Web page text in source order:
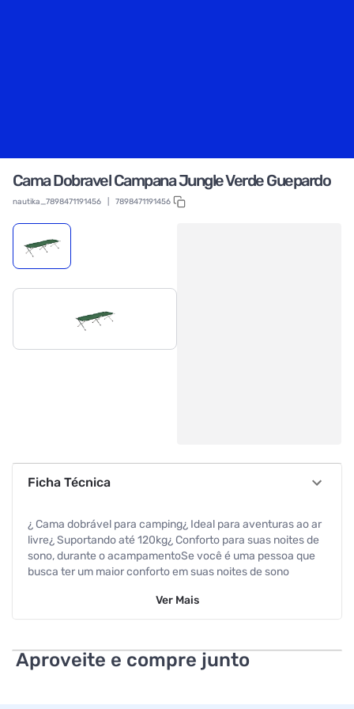
Cama Dobravel Campana Jungle Verde Guepardo
nautika_7898471191456 7898471191456
Ficha Técnica
¿ Cama dobrável para camping¿ Ideal para aventuras ao ar
livre¿ Suportando até 120kg¿ Conforto para suas noites de
sono, durante o acampamentoSe você é uma pessoa que
busca ter um maior conforto em suas noites de sono
Jungle é essencial para você.A Cama Dobrável Campana
dobrar e desdobrar, a cama para camping é a solução
simples e rápida para uso individual no acampamento.A
Ver Mais
Aproveite e compre junto